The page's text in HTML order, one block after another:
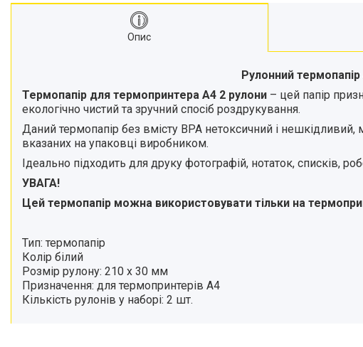
Опис
Рулонний
Термопапір для термопринтера А4 2 рулони – цей папір
екологічно чистий та зручний спосіб роздрукування.
Даний термопапір без вмісту BPA нетоксичний і нешкідливий,
вказаних на упаковці виробником.
Ідеально підходить для друку фотографій, нотаток, списків,
УВАГА!
Цей термопапір можна використовувати тільки на
Тип: термопапір
Колір білий
Розмір рулону: 210 х 30 мм
Призначення: для термопринтерів А4
Кількість рулонів у наборі: 2 шт.